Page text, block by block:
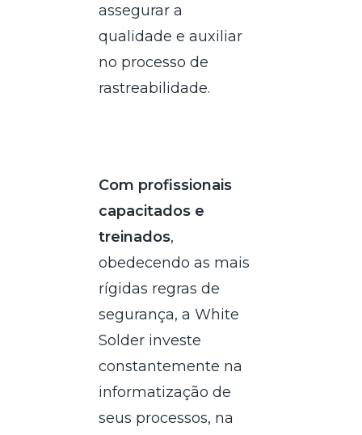
assegurar a
qualidade e auxiliar
no processo de
rastreabilidade.
Com profissionais
capacitados e
treinados,
obedecendo as mais
rígidas regras de
segurança, a White
Solder investe
constantemente na
informatização de
seus processos, na